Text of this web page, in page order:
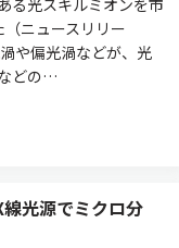
る光スキルミオンを市
ニュースリリー
や偏光渦などが、光
どの…
光源でミクロ分